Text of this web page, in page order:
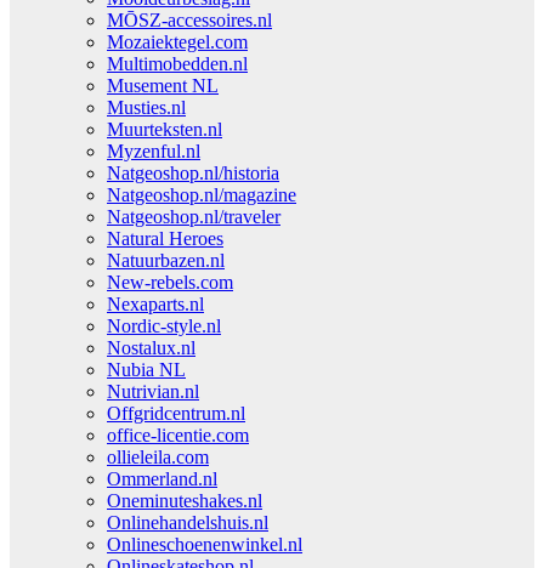
MŌSZ-accessoires.nl
Mozaiektegel.com
Multimobedden.nl
Musement NL
Musties.nl
Muurteksten.nl
Myzenful.nl
Natgeoshop.nl/historia
Natgeoshop.nl/magazine
Natgeoshop.nl/traveler
Natural Heroes
Natuurbazen.nl
New-rebels.com
Nexaparts.nl
Nordic-style.nl
Nostalux.nl
Nubia NL
Nutrivian.nl
Offgridcentrum.nl
office-licentie.com
ollieleila.com
Ommerland.nl
Oneminuteshakes.nl
Onlinehandelshuis.nl
Onlineschoenenwinkel.nl